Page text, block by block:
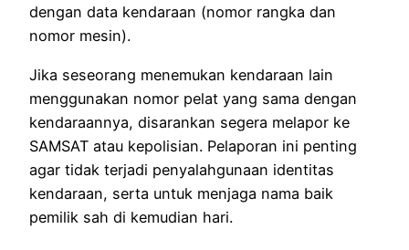
dengan data kendaraan (nomor rangka dan
nomor mesin).
Jika seseorang menemukan kendaraan lain
menggunakan nomor pelat yang sama dengan
kendaraannya, disarankan segera melapor ke
SAMSAT atau kepolisian. Pelaporan ini penting
agar tidak terjadi penyalahgunaan identitas
kendaraan, serta untuk menjaga nama baik
pemilik sah di kemudian hari.